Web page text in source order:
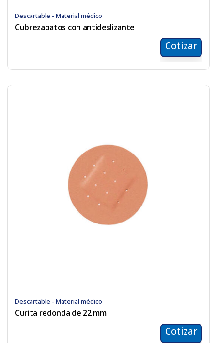
Descartable - Material médico
Cubrezapatos con antideslizante
Cotizar
Descartable - Material médico
Curita redonda de 22 mm
Cotizar